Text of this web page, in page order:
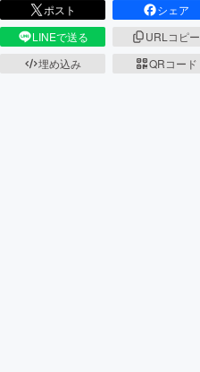
ポスト
シェア
LINEで送る
URLコピー
埋め込み
QRコード